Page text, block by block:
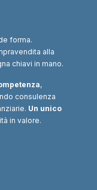
forma.
alla
chiavi in mano.
,
consulenza
Un unico
in valore.